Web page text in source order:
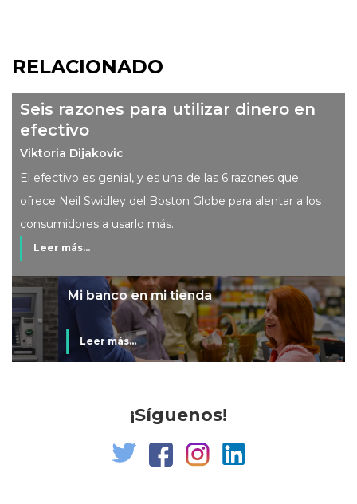
RELACIONADO
Seis razones para utilizar dinero en
efectivo
Viktoria Dijakovic
El efectivo es genial, y es una de las 6 razones que
ofrece Neil Swidley del Boston Globe para alentar a los
consumidores a usarlo más.
Leer más...
Mi banco en mi tienda
Leer más...
¡Síguenos!